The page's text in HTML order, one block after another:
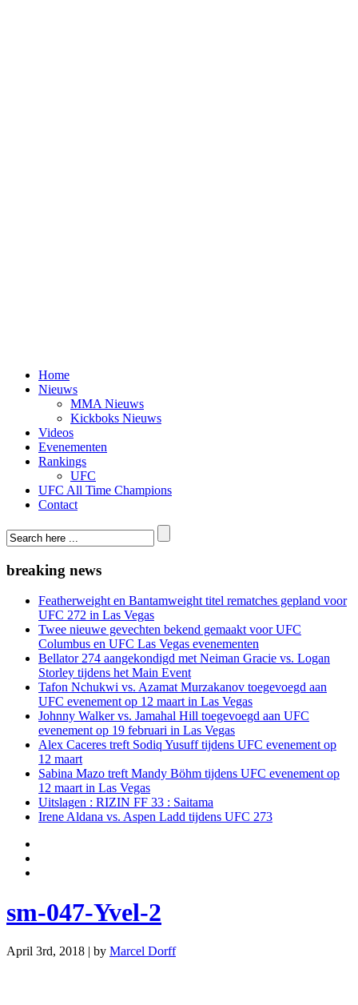
Home
Nieuws
MMA Nieuws
Kickboks Nieuws
Videos
Evenementen
Rankings
UFC
UFC All Time Champions
Contact
breaking news
Featherweight en Bantamweight titel rematches gepland voor
UFC 272 in Las Vegas
Twee nieuwe gevechten bekend gemaakt voor UFC
Columbus en UFC Las Vegas evenementen
Bellator 274 aangekondigd met Neiman Gracie vs. Logan
Storley tijdens het Main Event
Tafon Nchukwi vs. Azamat Murzakanov toegevoegd aan
UFC evenement op 12 maart in Las Vegas
Johnny Walker vs. Jamahal Hill toegevoegd aan UFC
evenement op 19 februari in Las Vegas
Alex Caceres treft Sodiq Yusuff tijdens UFC evenement op
12 maart
Sabina Mazo treft Mandy Böhm tijdens UFC evenement op
12 maart in Las Vegas
Uitslagen : RIZIN FF 33 : Saitama
Irene Aldana vs. Aspen Ladd tijdens UFC 273
sm-047-Yvel-2
April 3rd, 2018 | by Marcel Dorff